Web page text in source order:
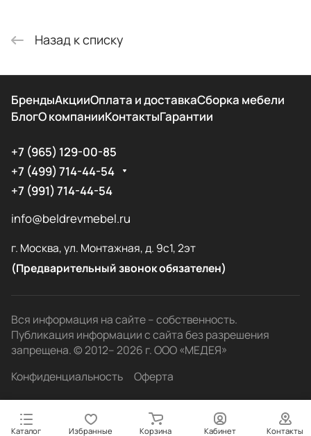
Назад к списку
БрендыАкцииОплата и доставкаСборка мебели
БлогО компанииКонтактыГарантии
+7 (965) 129-00-85
+7 (499) 714-44-54
+7 (991) 714-44-54
info@beldrevmebel.ru
г. Москва, ул. Монтажная, д. 9с1, 2эт
(Предварительный звонок обязателен)
Вся информация на сайте – собственность.
Публикация информации с сайта без разрешения
запрещена. © 2012– 2026 г. ООО «МЕДЕЯ»
Конфиденциальность
Оферта
Каталог Избранные Корзина Кабинет Контакты